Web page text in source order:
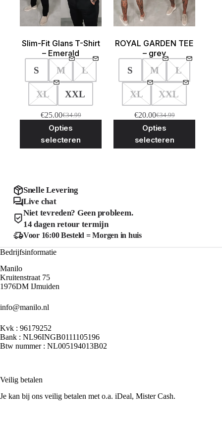
Slim-Fit Glans T-Shirt
– Emerald
S M L
XL XXL
€34.99
Oorspronkelijke
prijs
was:
€25.00Huidige
prijs
is:
Opties
selecteren
meerdere
op
de
productpagina
ROYAL GARDEN TEE
– grey
S M L
XL XXL
€34.99
Oorspronkelijke
prijs
was:
€20.00Huidige
prijs
is:
Opties
selecteren
Snelle Levering
Live chat
Niet tevreden? Geen probleem.
14 dagen retour termijn
Voor 16:00 Besteld = Morgen in huis
Bedrijfsinformatie
Manilo
Kruitenstraat 75
1976DM IJmuiden
info@manilo.nl
Kvk : 96179252
Bank : NL96INGB0111105196
Btw nummer : NL005194013B02
Veilig betalen
Je kan bij ons veilig betalen met o.a. iDeal, Mister Cash.